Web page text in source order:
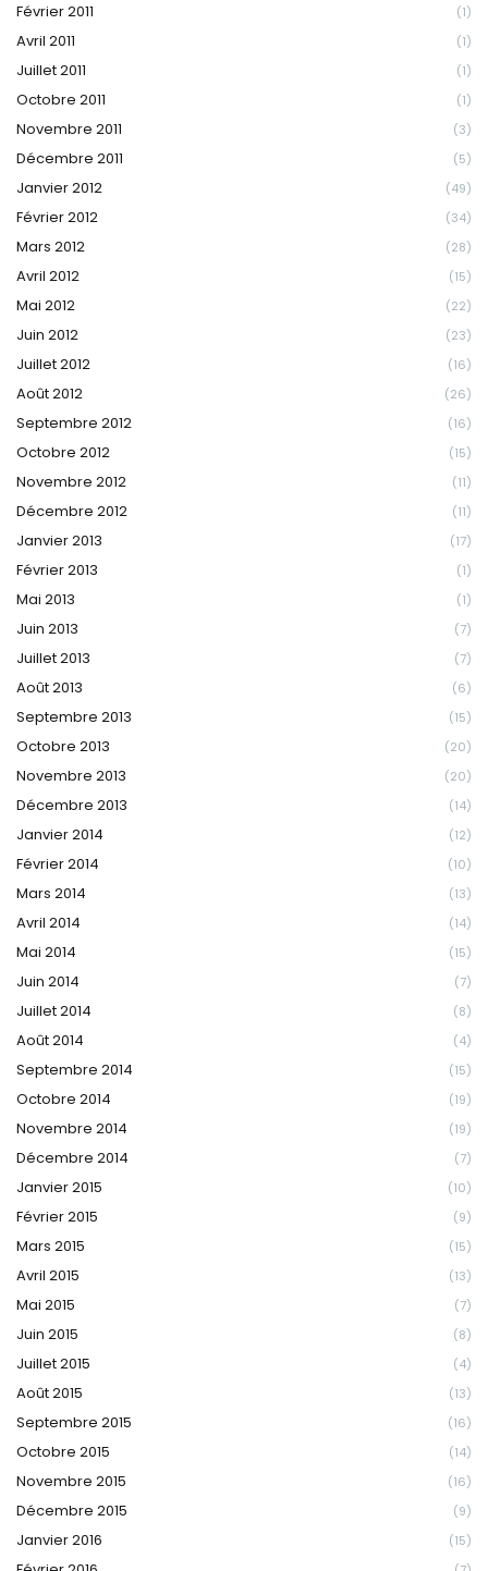
Février 2011 (1)
Avril 2011 (1)
Juillet 2011 (1)
Octobre 2011 (1)
Novembre 2011 (3)
Décembre 2011 (5)
Janvier 2012 (49)
Février 2012 (34)
Mars 2012 (28)
Avril 2012 (15)
Mai 2012 (22)
Juin 2012 (23)
Juillet 2012 (16)
Août 2012 (26)
Septembre 2012 (16)
Octobre 2012 (15)
Novembre 2012 (11)
Décembre 2012 (11)
Janvier 2013 (17)
Février 2013 (1)
Mai 2013 (1)
Juin 2013 (7)
Juillet 2013 (7)
Août 2013 (6)
Septembre 2013 (15)
Octobre 2013 (20)
Novembre 2013 (20)
Décembre 2013 (14)
Janvier 2014 (12)
Février 2014 (10)
Mars 2014 (13)
Avril 2014 (14)
Mai 2014 (15)
Juin 2014 (7)
Juillet 2014 (8)
Août 2014 (4)
Septembre 2014 (15)
Octobre 2014 (19)
Novembre 2014 (19)
Décembre 2014 (7)
Janvier 2015 (10)
Février 2015 (9)
Mars 2015 (15)
Avril 2015 (13)
Mai 2015 (7)
Juin 2015 (8)
Juillet 2015 (4)
Août 2015 (13)
Septembre 2015 (16)
Octobre 2015 (14)
Novembre 2015 (16)
Décembre 2015 (9)
Janvier 2016 (15)